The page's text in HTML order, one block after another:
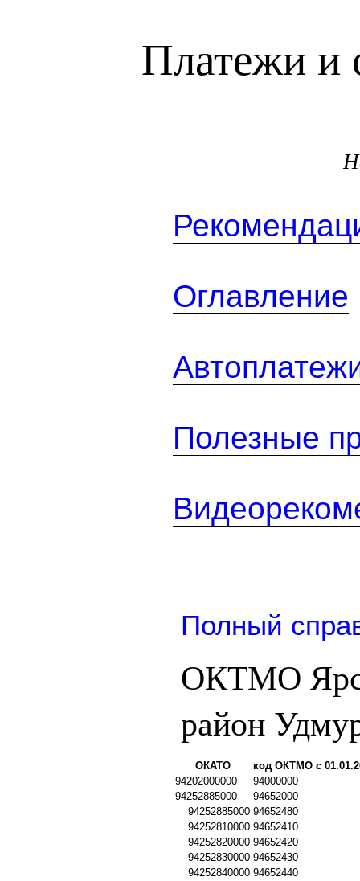
Платежи и
Оглавление
Полезные
Полный
ОКТМО
район
ОКАТО
код ОКТМО с
94202000000
94000000
94252885000
94652000
94252885000 94652480
94252810000 94652410
94252820000 94652420
94252830000 94652430
94252840000 94652440